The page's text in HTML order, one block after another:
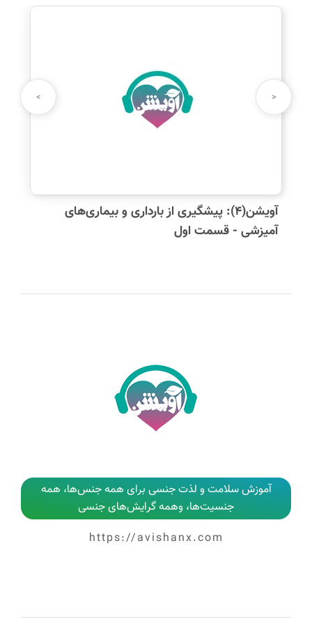
<
>
آویشن(۴): پیشگیری از بارداری و بیماری‌های
آمیزشی - قسمت اول
آموزش سلامت و لذت جنسی برای همه جنس‌ها، همه
جنسیت‌ها، وهمه گرایش‌های جنسی
https://avishanx.com